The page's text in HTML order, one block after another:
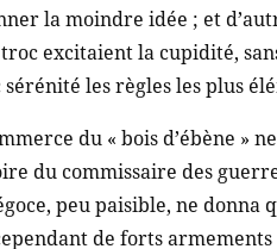
la moindre idée ; et
excitaient la cupidité,
les règles les plus
du « bois d’ébène »
du commissaire des
peu paisible, ne donna
de forts